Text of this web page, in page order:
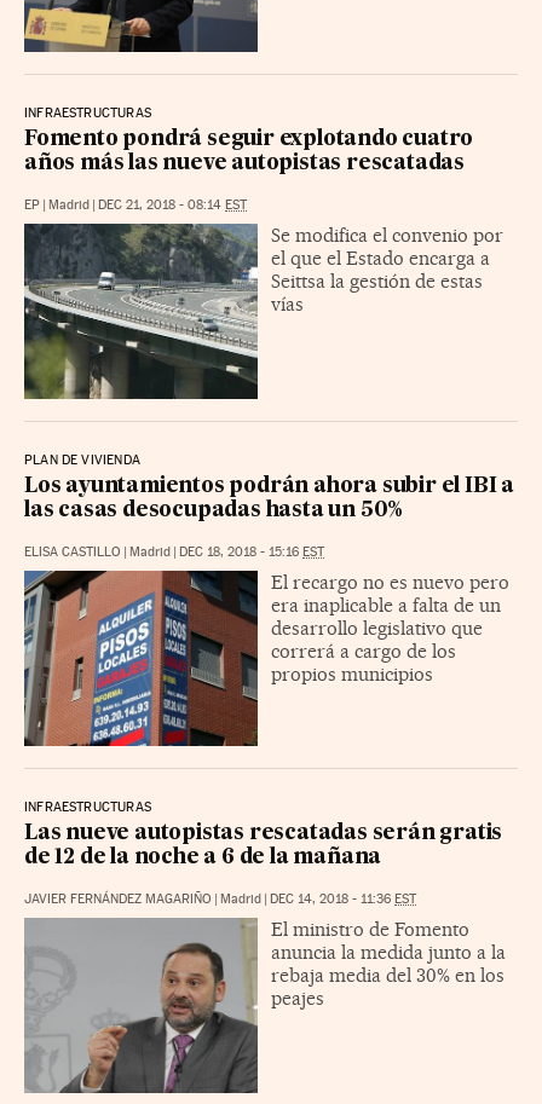
INFRAESTRUCTURAS
Fomento pondrá seguir explotando cuatro
años más las nueve autopistas rescatadas
EP | Madrid | DEC 21, 2018 - 08:14 EST
Se modifica el convenio por
el que el Estado encarga a
Seittsa la gestión de estas
vías
PLAN DE VIVIENDA
Los ayuntamientos podrán ahora subir el IBI a
las casas desocupadas hasta un 50%
ELISA CASTILLO | Madrid | DEC 18, 2018 - 15:16 EST
El recargo no es nuevo pero
era inaplicable a falta de un
desarrollo legislativo que
correrá a cargo de los
propios municipios
INFRAESTRUCTURAS
Las nueve autopistas rescatadas serán gratis
de 12 de la noche a 6 de la mañana
JAVIER FERNÁNDEZ MAGARIÑO | Madrid | DEC 14, 2018 - 11:36 EST
El ministro de Fomento
anuncia la medida junto a la
rebaja media del 30% en los
peajes